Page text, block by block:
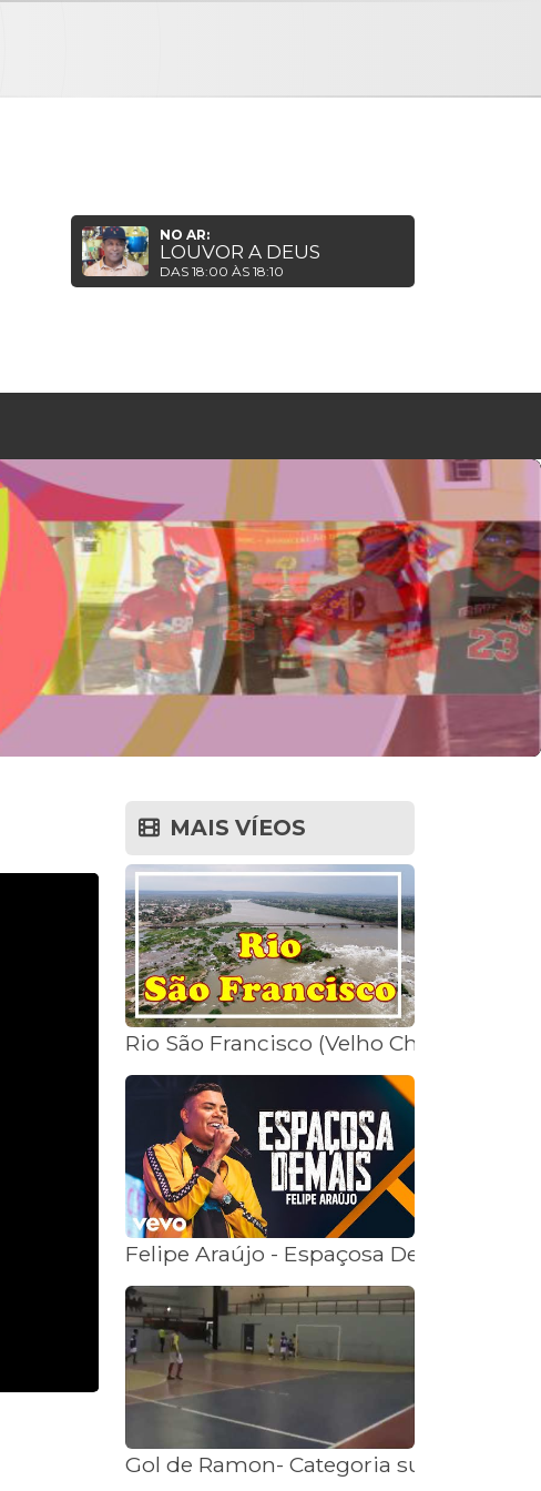
NO AR:
LOUVOR A DEUS
DAS 18:00 ÀS 18:10
MAIS VÍEOS
Rio São Francisco (Velho Chico)
Felipe Araújo - Espaçosa Demais (Ao
Gol de Ramon- Categoria sub-15